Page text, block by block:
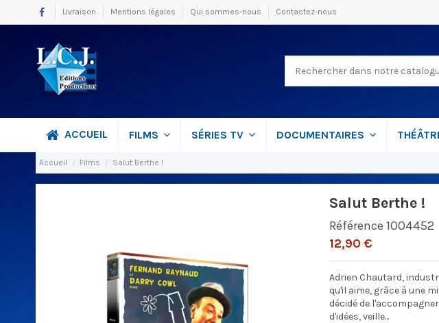
Livraison Mentions légales Qui sommes-nous Contactez-nous
ACCUEIL FILMS SÉRIES TV DOCUMENTAIRES
Accueil Films Salut Berthe !
Salut Berthe !
Référence 1004452
12,90 €
Adrien Chautard,
qu'il aime, grâce à une
décidé de
d'idées, veille...